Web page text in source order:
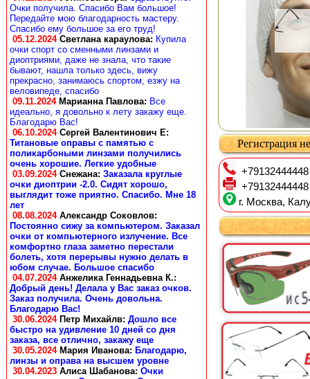
Очки получила. Спасибо Вам большое!
Передайте мою благодарность мастеру.
Спасибо ему большое за его труд!
05.12.2024 Светлана караулова: Купила
очки спорт со сменными линзами и
диоптриями, даже не знала, что такие
бывают, нашла только здесь, вижу
прекрасно, занимаюсь спортом, езжу на
веловипеде, спасибо
09.11.2024 Марианна Павлова: Все
идеально, я довольно к лету закажу еще.
Благодарю Вас!
06.10.2024 Сергей Валентинович Е:
Титановые оправы с памятью с
поликарбоными линзами получились
очень хорошие. Легкие удобные
03.09.2024 Снежана: Заказала круглые
очки диоптрии -2.0. Сидят хорошо,
выглядит тоже приятно. Спасибо. Мне 18
лет
08.08.2024 Александр Соковлов:
Постоянно сижу за компьютером. Заказал
очки от компьютерного излучение. Все
комфортно глаза заметно перестали
болеть, хотя перерывы нужно делать в
юбом случае. Большое спасибо
04.07.2024 Анжелика Геннадьевна К.:
Добрый день! Делала у Вас заказ очков.
Заказ получила. Очень довольна.
Благодарю Вас!
30.06.2024 Петр Михайлв: Дошло все
быстро на удивление 10 дней со дня
заказа, все отлично, закажу еще
30.05.2024 Мария Иванова: Благодарю,
линзы и оправа на высшем уровне
30.04.2023 Алиса Шабанова: Очки
Регистрация
+79132444448
+79132444448
г. Москва,